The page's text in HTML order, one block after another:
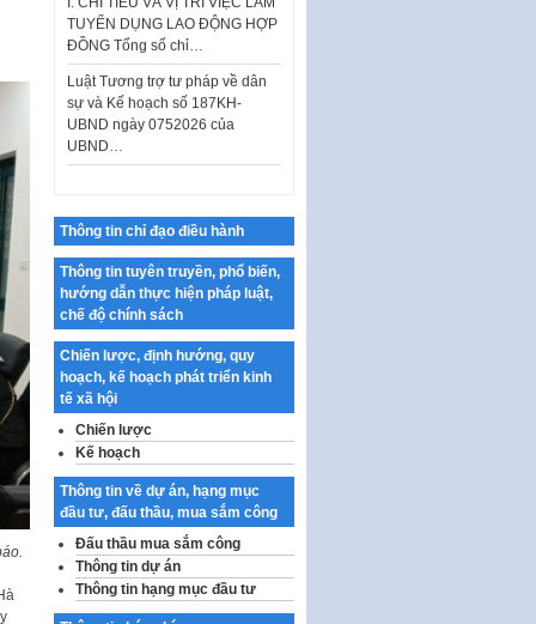
ĐỒNG Tổng số chỉ…
Luật Tương trợ tư pháp về dân
sự và Kế hoạch số 187KH-
UBND ngày 0752026 của
UBND…
Ban hành Danh mục vị trí khai
thác quảng cáo trên địa bàn
Kế hoạch Tổ chức Cuộc thi
chính luận về bảo vệ nền tảng tư
tưởng của Đảng…
Công bố công khai dự toán kinh
phí xây dựng pháp luật, hoàn
thiện thể chế, chính…
Quy định về nghiên cứu, ứng
dụng khoa học, công nghệ, đổi
mới sáng tạo và chuyển…
Quy định chi tiết và hướng dẫn
thi hành một số điều của Luật Lý
lịch tư…
Sửa đổi, bổ sung một số nội
dung tại Nghị quyết số 30/NQ-
CP ngày 24 tháng 02…
Ban hành Chương trình hành
Thông tin chỉ đạo điều hành
Thông tin tuyên truyền, phổ biến,
hướng dẫn thực hiện pháp luật,
chế độ chính sách
Chiến lược, định hướng, quy
hoạch, kế hoạch phát triển kinh
tế xã hội
Chiến lược
Kế hoạch
Thông tin về dự án, hạng mục
đầu tư, đấu thầu, mua sắm công
Đấu thầu mua sắm công
Thông tin dự án
Thông tin hạng mục đầu tư